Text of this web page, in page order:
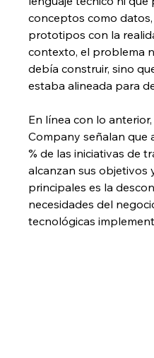
conceptos como
prototipos con la
contexto, el problema
debía construir, sino
estaba alineada para
En línea con lo
Company señalan que
% de las iniciativas de
alcanzan sus objetivos
principales es la
necesidades del
tecnológicas